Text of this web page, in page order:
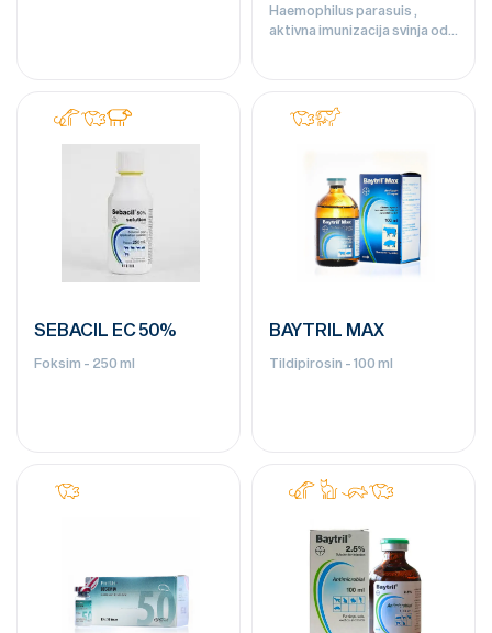
Haemophilus parasuis ,
aktivna imunizacija svinja od
SEBACIL EC 50%
Foksim - 250 ml
BAYTRIL MAX
Tildipirosin - 100 ml